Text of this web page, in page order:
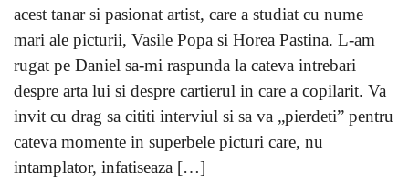
acest tanar si pasionat artist, care a studiat cu nume
mari ale picturii, Vasile Popa si Horea Pastina. L-am
rugat pe Daniel sa-mi raspunda la cateva intrebari
despre arta lui si despre cartierul in care a copilarit. Va
invit cu drag sa cititi interviul si sa va „pierdeti” pentru
cateva momente in superbele picturi care, nu
intamplator, infatiseaza […]